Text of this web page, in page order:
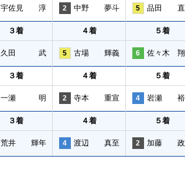
宇佐見 淳 2 中野 夢斗 5 品田 直
３着 ４着 ５着
久田 武 5 古場 輝義 6 佐々木
３着 ４着 ５着
一瀬 明 2 寺本 重宣 4 岩瀬 裕
３着 ４着 ５着
荒井 輝年 4 渡辺 真至 2 加藤 政